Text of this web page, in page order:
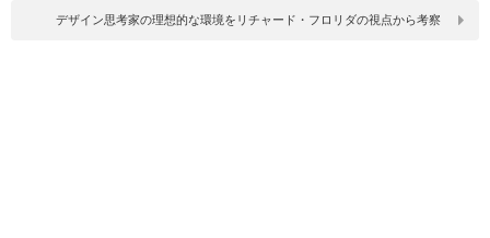
デザイン思考家の理想的な環境をリチャード・フロリダの視点から考察